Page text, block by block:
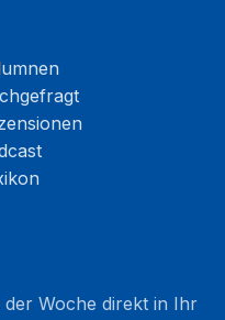
der Woche direkt in Ihr